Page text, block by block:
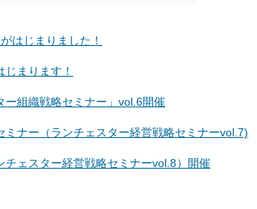
はじまりました！
まります！
組織戦略セミナー」vol.6開催
ナー（ランチェスター経営戦略セミナーvol.7)
ェスター経営戦略セミナーvol.8）開催